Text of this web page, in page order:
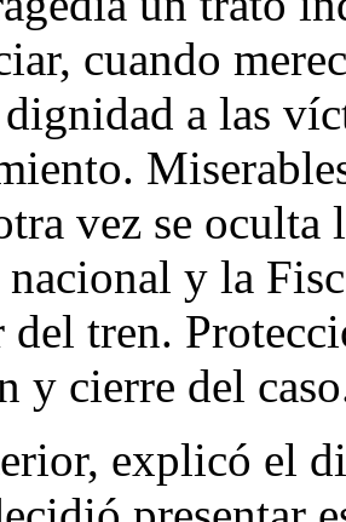
cuando
a las
vez se oculta
nacional y la
del tren.
y cierre del
explicó el